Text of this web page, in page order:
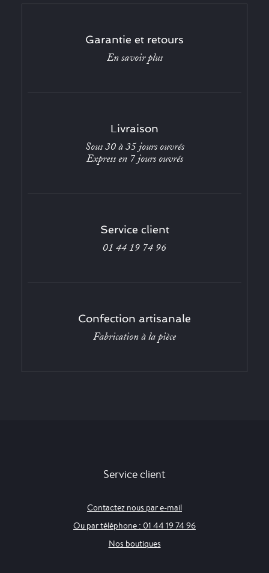
Garantie et retours
En savoir plus
Livraison
Sous 30 à 35 jours ouvrés
Express en 7 jours ouvrés
Service client
01 44 19 74 96
Confection artisanale
Fabrication à la pièce
Service client
Contactez nous par e-mail
Ou par téléphone : 01 44 19 74 96
Nos boutiques